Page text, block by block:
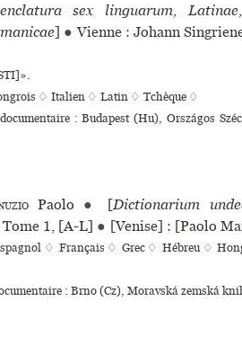
sex linguarum,
] ● Vienne : Johann
♢ Italien ♢ Latin ♢ Tchèque ♢
: Budapest (Hu), Országos
Paolo ● [Dictionarium
Tome 1, [A-L] ● [Venise] : [Paolo
♢ Français ♢ Grec ♢ Hébreu ♢
: Brno (Cz), Moravská zemská